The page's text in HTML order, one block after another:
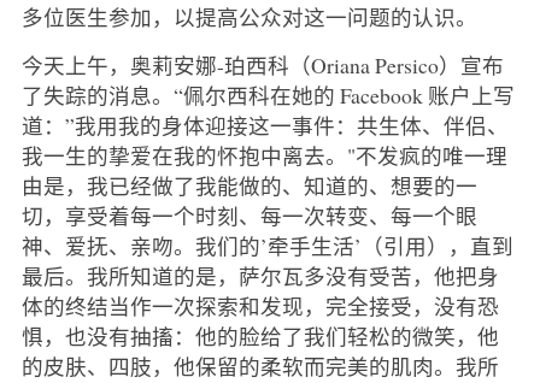
多位医生参加，以提高公众对这一问题的认识。
今天上午，奥莉安娜-珀西科（Oriana Persico）宣布
了失踪的消息。“佩尔西科在她的 Facebook 账户上写
道：”我用我的身体迎接这一事件：共生体、伴侣、
我一生的挚爱在我的怀抱中离去。"不发疯的唯一理
由是，我已经做了我能做的、知道的、想要的一
切，享受着每一个时刻、每一次转变、每一个眼
神、爱抚、亲吻。我们的’牵手生活’（引用），直到
最后。我所知道的是，萨尔瓦多没有受苦，他把身
体的终结当作一次探索和发现，完全接受，没有恐
惧，也没有抽搐：他的脸给了我们轻松的微笑，他
的皮肤、四肢，他保留的柔软而完美的肌肉。我所